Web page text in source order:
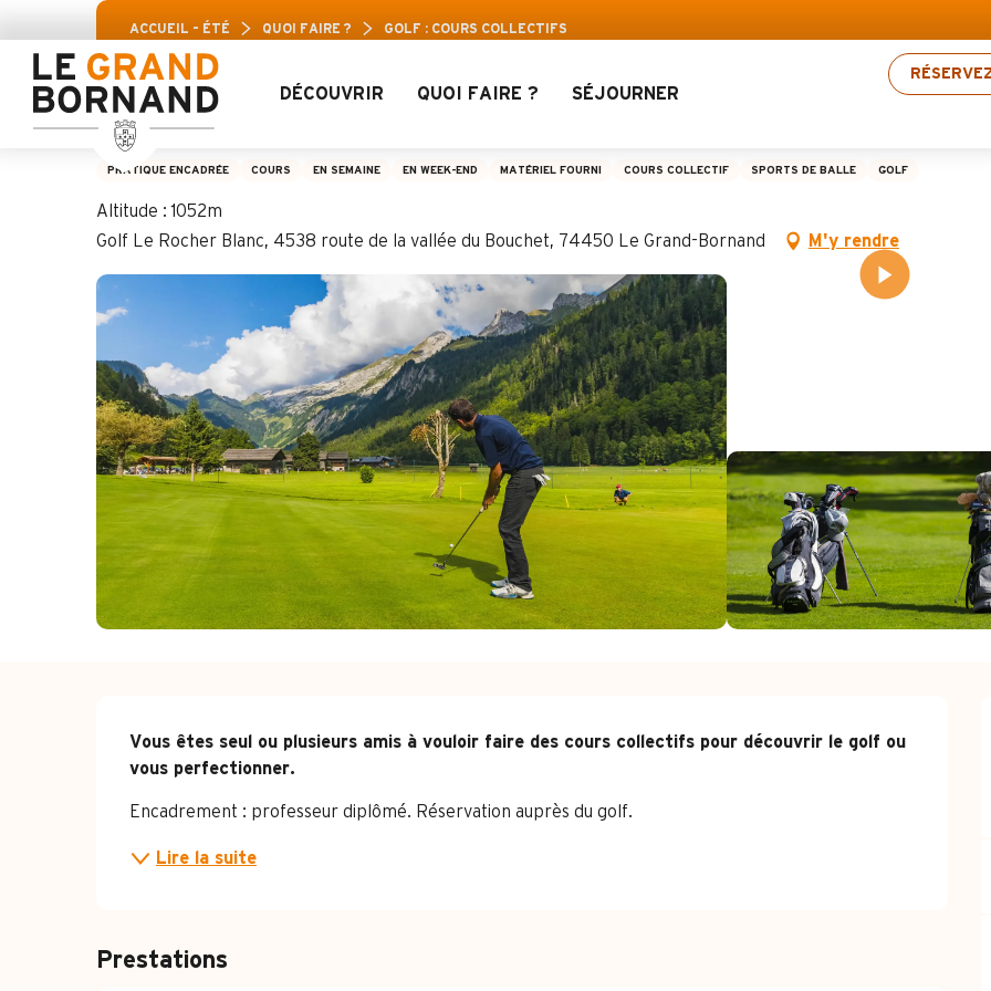
au
contenu
principal
Pass Loisirs Aravis : Jusqu’à 30% de réduction sur une
DÉCOUVRIR QUOI FAIRE ? SÉJOURNER
ACCUEIL – ÉTÉ QUOI FAIRE ? GOLF : COURS COLLECTIFS
Golf : cours collectifs
PRATIQUE ENCADRÉE COURS EN SEMAINE EN WEEK-END MATÉRIEL FOURNI COURS COLLECTIF SPORTS DE BALLE GOLF
Altitude : 1052m
Golf Le Rocher Blanc, 4538 route de la vallée du Bouchet, 74450 Le Grand-Bornand
M'y rendre
Description
Vous êtes seul ou plusieurs amis à vouloir faire des cours collectifs pour découvrir le golf ou
vous perfectionner.
Encadrement : professeur diplômé. Réservation auprès du golf.
Lire la suite
Prestations